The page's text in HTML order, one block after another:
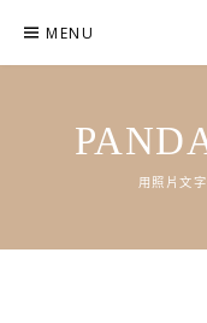
content
MENU
用照片文